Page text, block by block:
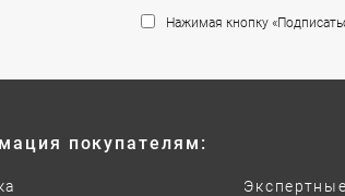
Нажимая кнопку
покупателям: